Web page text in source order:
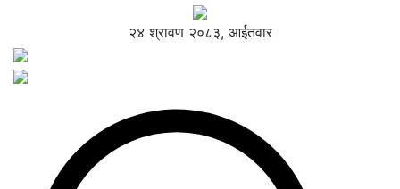
२४ श्रावण २०८३, आईतवार